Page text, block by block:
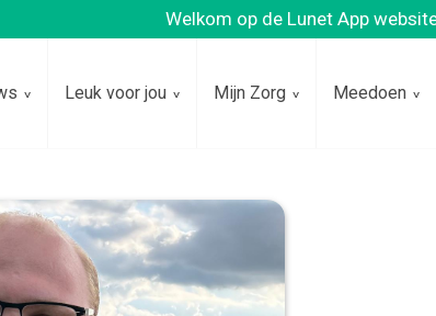
Welkom op de Lunet App
Leuk voor jou Mijn Zorg Meedoen